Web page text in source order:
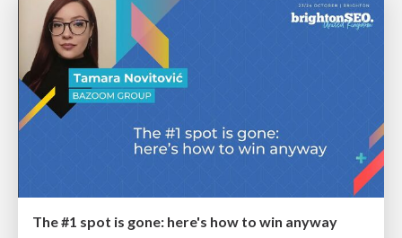
The #1 spot is gone: here's how to win anyway